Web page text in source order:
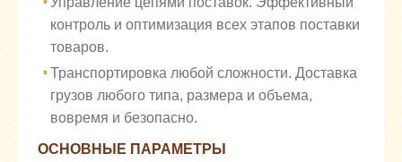
контроль и оптимизация всех этапов поставки
товаров.
Транспортировка любой сложности. Доставка
грузов любого типа, размера и объема,
вовремя и безопасно.
ОСНОВНЫЕ ПАРАМЕТРЫ